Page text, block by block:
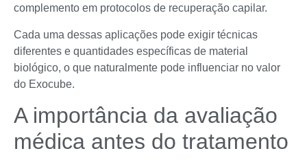
complemento em protocolos de recuperação capilar.
Cada uma dessas aplicações pode exigir técnicas
diferentes e quantidades específicas de material
biológico, o que naturalmente pode influenciar no valor
do Exocube.
A importância da avaliação
médica antes do tratamento